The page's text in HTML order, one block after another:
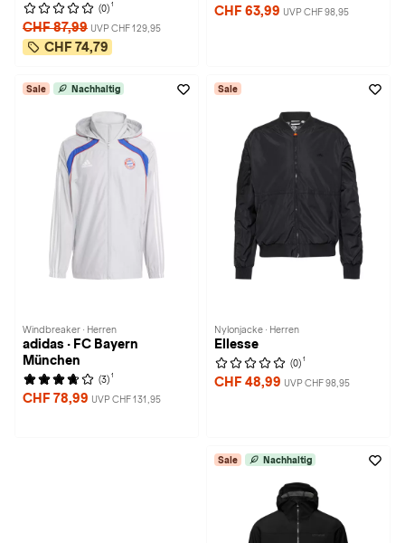
(0) 1
CHF 87,99 UVP CHF 129,95
CHF 74,79
CHF 63,99 UVP CHF 98,95
Sale Nachhaltig
Windbreaker · Herren
adidas · FC Bayern
München
(3) 1
CHF 78,99 UVP CHF 131,95
Sale
Nylonjacke · Herren
Ellesse
(0) 1
CHF 48,99 UVP CHF 98,95
Sale Nachhaltig